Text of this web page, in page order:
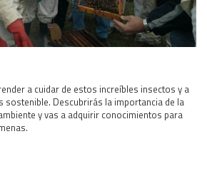
a cuidar de estos increíbles insectos y a
sostenible. Descubrirás la importancia de la
y vas a adquirir conocimientos para